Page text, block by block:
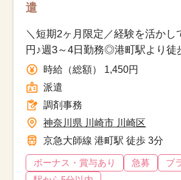
遣
＼短期2ヶ月限定／経験を活かし
円♪週3～4日勤務◎港町駅より徒
カ！経験を活かせる調剤事務
時給（総額） 1,450円
派遣
調剤事務
神奈川県 川崎市 川崎区
京急大師線 港町駅 徒歩 3分
ボーナス・賞与あり 急募
ブ